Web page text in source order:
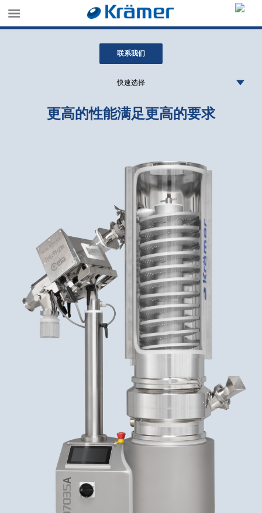
联系我们
快速选择
更高的性能满足更高的要求